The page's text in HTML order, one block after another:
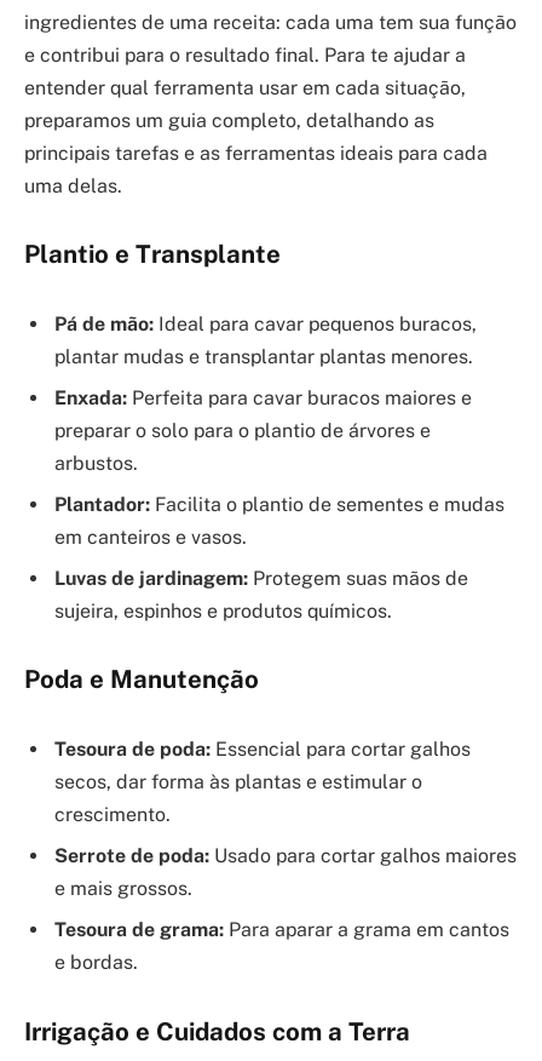
ingredientes de uma receita: cada uma tem sua função
e contribui para o resultado final. Para te ajudar a
entender qual ferramenta usar em cada situação,
preparamos um guia completo, detalhando as
principais tarefas e as ferramentas ideais para cada
uma delas.
Plantio e Transplante
Pá de mão: Ideal para cavar pequenos buracos,
plantar mudas e transplantar plantas menores.
Enxada: Perfeita para cavar buracos maiores e
preparar o solo para o plantio de árvores e
arbustos.
Plantador: Facilita o plantio de sementes e mudas
em canteiros e vasos.
Luvas de jardinagem: Protegem suas mãos de
sujeira, espinhos e produtos químicos.
Poda e Manutenção
Tesoura de poda: Essencial para cortar galhos
secos, dar forma às plantas e estimular o
crescimento.
Serrote de poda: Usado para cortar galhos maiores
e mais grossos.
Tesoura de grama: Para aparar a grama em cantos
e bordas.
Irrigação e Cuidados com a Terra